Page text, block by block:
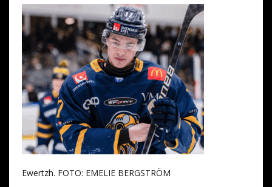
Ewertzh. FOTO: EMELIE BERGSTRÖM